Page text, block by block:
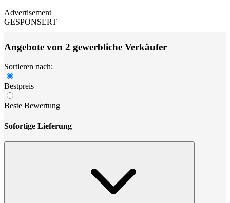
Advertisement
GESPONSERT
Angebote von 2 gewerbliche Verkäufer
Sortieren nach:
Bestpreis
Beste Bewertung
Sofortige Lieferung